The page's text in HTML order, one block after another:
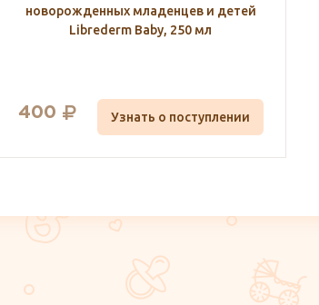
новорожденных младенцев и детей
Librederm Baby, 250 мл
400 Узнать о поступлении